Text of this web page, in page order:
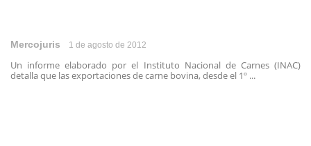
Mercojuris 1 de agosto de 2012
Un informe elaborado por el Instituto Nacional de Carnes (INAC)
detalla que las exportaciones de carne bovina, desde el 1º ...